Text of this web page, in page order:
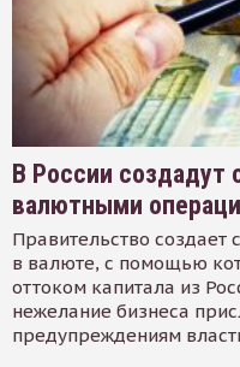
В России создадут
валютными
Правительство создает
в валюте, с помощью
оттоком капитала из
нежелание бизнеса
предупреждениям